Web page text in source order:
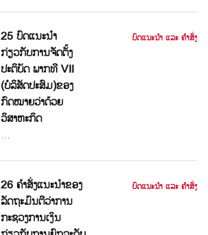
25 ບົດແນະນຳ
ກ່ຽວກັບການຈັດຕັ້ງ
ປະຕິບັດ ພາກທີ VII
(ບໍລິສັດປະສົມ)ຂອງ
ກົດໝາຍວ່າດ້ວຍ
ວິສາຫະກິດ
…
ບົດແນະນໍາ ແລະ ຄໍາສັ່ງ
26 ຄໍາສັ່ງແນະນໍາຂອງ
ລັດຖະມົນຕີວ່າການ
ກະຊວງການເງິນ
ບົດແນະນໍາ ແລະ ຄໍາສັ່ງ